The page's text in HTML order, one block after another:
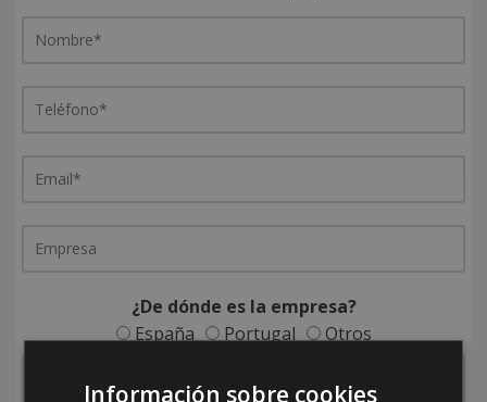
¿De dónde es la empresa?
España
Portugal Otros
Información sobre cookies